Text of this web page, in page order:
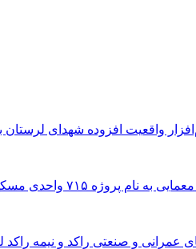
واقعیت افزوده شهدای
۷۱۵ واحدی مسکن ملی خرم آباد
عمرانی و صنعتی راکد و نیمه راکد